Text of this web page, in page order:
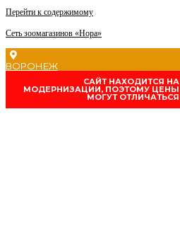
Перейти к содержимому
Сеть зоомагазинов «Нора»
ВОРОНЕЖ
CАЙТ НАХОДИТСЯ НА
МОДЕРНИЗАЦИИ, ПОЭТОМУ ЦЕНЫ
МОГУТ ОТЛИЧАТЬСЯ